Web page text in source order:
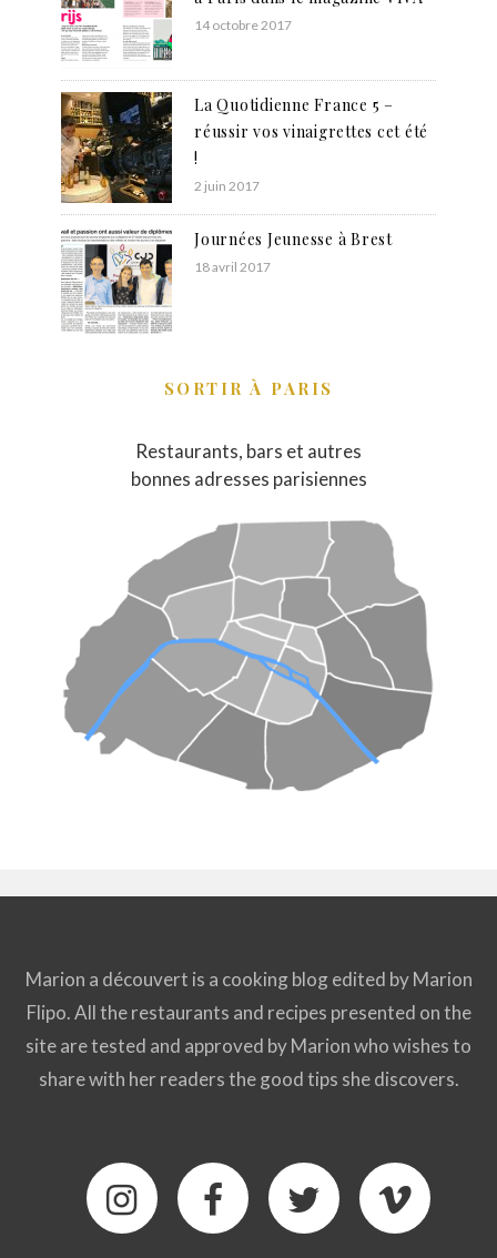
14 octobre 2017
La Quotidienne France 5 –
réussir vos vinaigrettes cet été
!
2 juin 2017
Journées Jeunesse à Brest
18 avril 2017
SORTIR À PARIS
Restaurants, bars et autres
bonnes adresses parisiennes
Marion a découvert is a cooking blog edited by Marion
Flipo. All the restaurants and recipes presented on the
site are tested and approved by Marion who wishes to
share with her readers the good tips she discovers.